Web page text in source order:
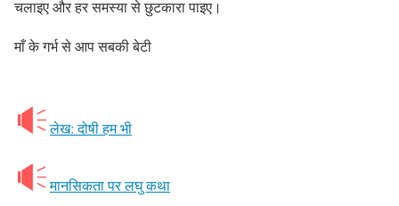
चलाइए और हर समस्या से छुटकारा पाइए।
माँ के गर्भ से आप सबकी बेटी
लेख: दोषी हम भी
मानसिकता पर लघु कथा